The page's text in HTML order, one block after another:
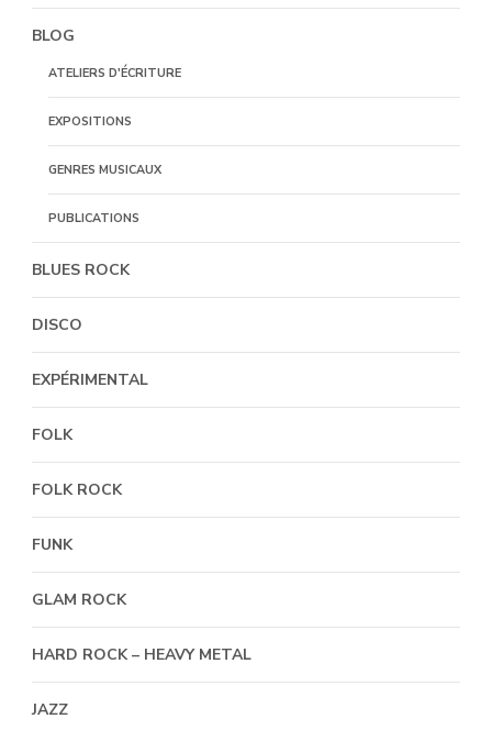
BLOG
ATELIERS D'ÉCRITURE
EXPOSITIONS
GENRES MUSICAUX
PUBLICATIONS
BLUES ROCK
DISCO
EXPÉRIMENTAL
FOLK
FOLK ROCK
FUNK
GLAM ROCK
HARD ROCK – HEAVY METAL
JAZZ